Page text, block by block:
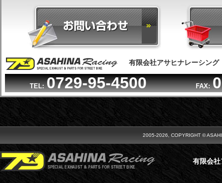
有限会社アサヒナレーシング
TEL: 0729-95-4500 FAX:
2005-2026, COPYRIGHT ©
有限会